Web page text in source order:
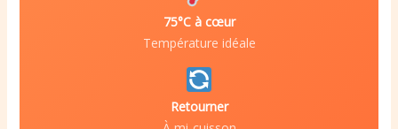
75°C à cœur
Température idéale
Retourner